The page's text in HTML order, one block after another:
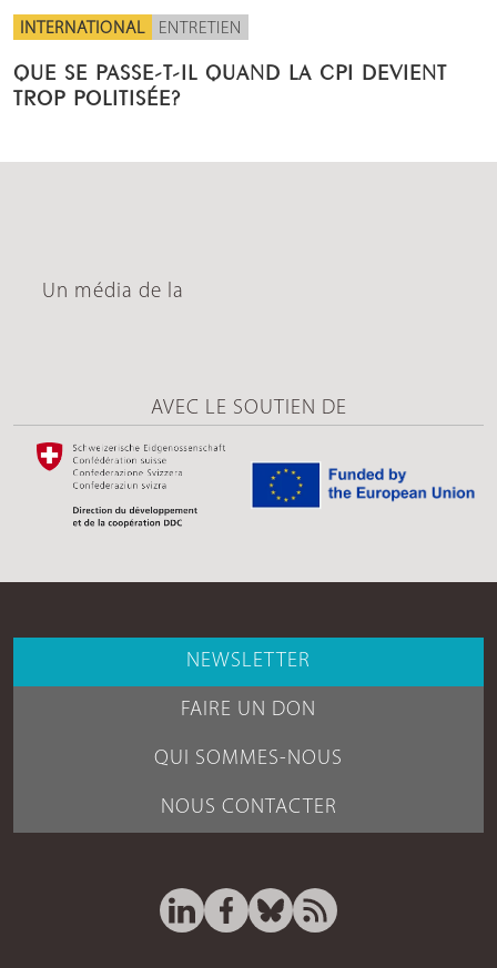
INTERNATIONAL ENTRETIEN
QUE SE PASSE-T-IL QUAND LA CPI DEVIENT
TROP POLITISÉE?
Un média de la
AVEC LE SOUTIEN DE
NEWSLETTER
FAIRE UN DON
QUI SOMMES-NOUS
NOUS CONTACTER